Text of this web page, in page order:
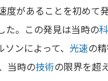
度があることを初めて
た。この発見は当時の
ンによって、 光速の
当時の技術の限界を超